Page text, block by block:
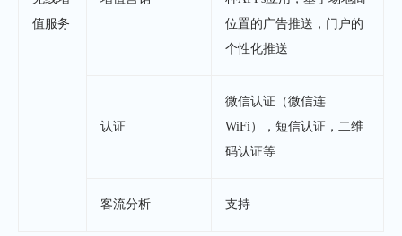
值服务
位置的广告推送，门户的
个性化推送
认证
微信认证（微信连
WiFi），短信认证，二维
码认证等
客流分析 支持